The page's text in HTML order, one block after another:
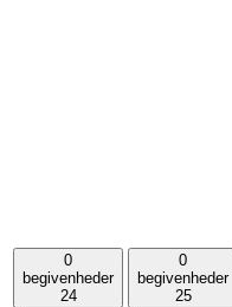
0
begivenheder
24
0
begivenheder
25